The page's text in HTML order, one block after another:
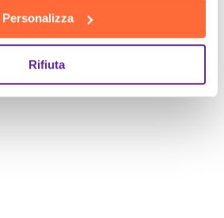
Personalizza
Rifiuta